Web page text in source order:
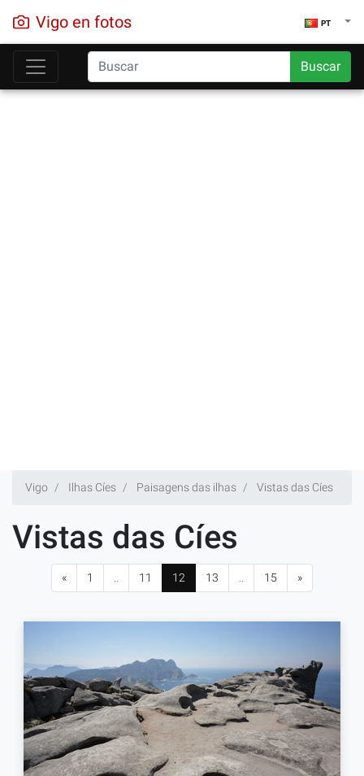
Vigo en fotos PT
Buscar
Vigo Ilhas Cíes Paisagens das ilhas Vistas das Cíes
Vistas das Cíes
« 1 11 12 13 15 »